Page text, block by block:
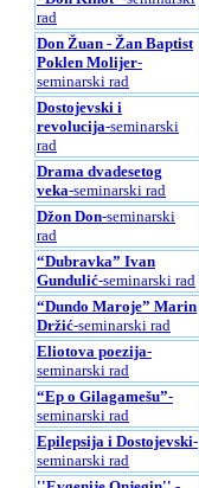
rad
Don Žuan - Žan Baptist
Poklen Molijer-
seminarski rad
Dostojevski i
revolucija-seminarski
rad
Drama dvadesetog
veka-seminarski rad
Džon Don-seminarski
rad
“Dubravka” Ivan
Gundulić-seminarski rad
“Dundo Maroje” Marin
Držić-seminarski rad
Eliotova poezija-
seminarski rad
“Ep o Gilagamešu”-
seminarski rad
Epilepsija i Dostojevski-
seminarski rad